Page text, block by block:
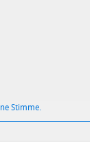
Stimme.